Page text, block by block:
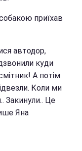
приїхав
автодор,
куди
А потім
Коли ми
Закинули.. Це
Яна